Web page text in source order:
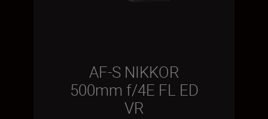
AF-S NIKKOR
500mm f/4E FL ED
VR